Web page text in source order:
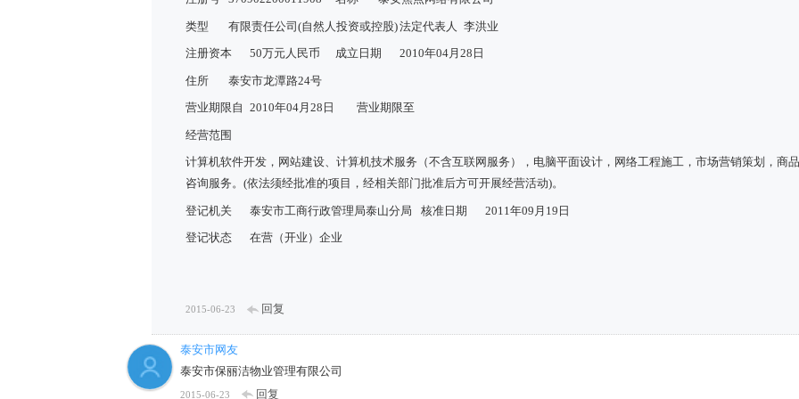
类型 有限责任公司(自然人投资或控股)法定代表人 李洪业
注册资本 50万元人民币 成立日期 2010年04月28日
住所 泰安市龙潭路24号
营业期限自 2010年04月28日 营业期限至
经营范围
计算机软件开发，网站建设、计算机技术服务（不含互联网服务），电脑平面设计，网络工程施工，市场营销策划，商
咨询服务。(依法须经批准的项目，经相关部门批准后方可开展经营活动)。
登记机关 泰安市工商行政管理局泰山分局 核准日期 2011年09月19日
登记状态 在营（开业）企业
2015-06-23 回复
泰安市网友
泰安市保丽洁物业管理有限公司
2015-06-23 回复